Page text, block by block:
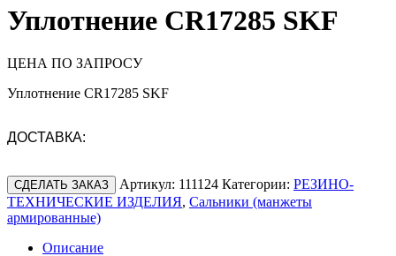
Уплотнение CR17285 SKF
ЦЕНА ПО ЗАПРОСУ
Уплотнение CR17285 SKF
ДОСТАВКА:
СДЕЛАТЬ ЗАКАЗ Артикул: 111124 Категории: РЕЗИНО-
ТЕХНИЧЕСКИЕ ИЗДЕЛИЯ, Сальники (манжеты
армированные)
Описание